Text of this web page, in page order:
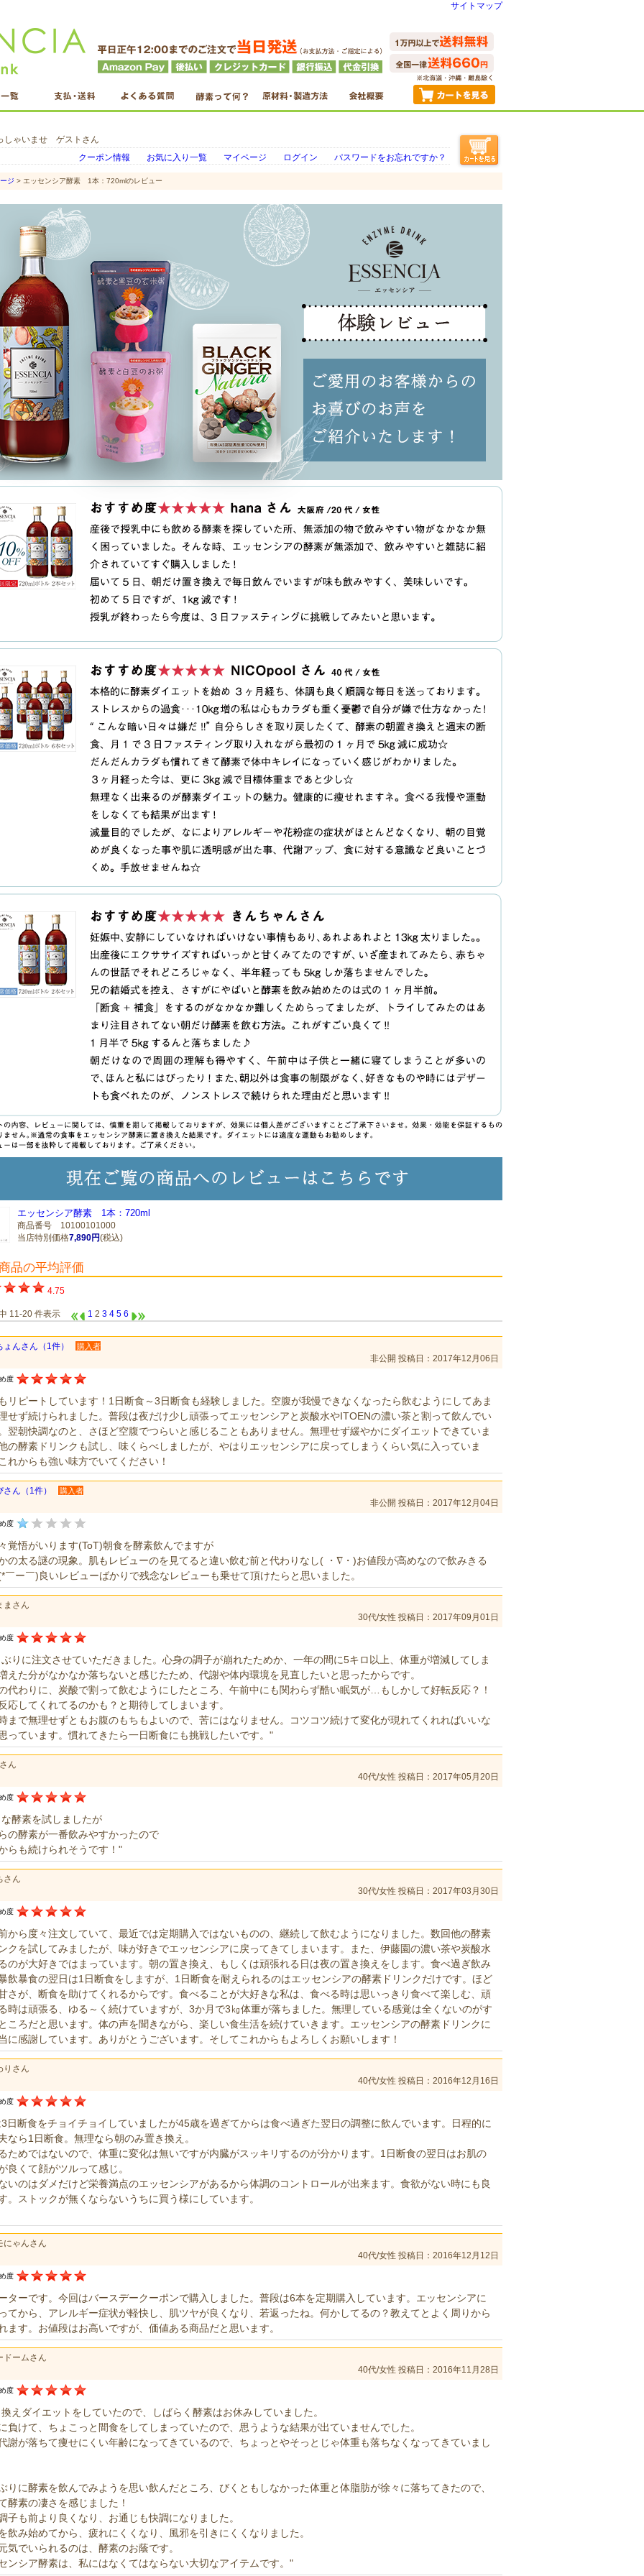
サイトマップ
しゃいませ ゲストさん
クーポン情報
お気に入り一覧 マイページ ログイン パスワードをお忘れですか？
ジ > エッセンシア酵素 1本：720mlのレビュー
エッセンシア酵素 1本：720ml
商品番号 10100101000
当店特別価格7,890円(税込)
品の平均評価
4.75
11-20 件表示 1 2 3 4 5 6
ょんさん（1件） 購入者
非公開 投稿日：2017年12月06日
度
リピートしています！1日断食～3日断食も経験しました。空腹が我慢できなくなったら飲むようにしてあま
せず続けられました。普段は夜だけ少し頑張ってエッセンシアと炭酸水やITOENの濃い茶と割って飲んでい
翌朝快調なのと、さほど空腹でつらいと感じることもありません。無理せず緩やかにダイエットできていま
の酵素ドリンクも試し、味くらべしましたが、やはりエッセンシアに戻ってしまうくらい気に入っていま
れからも強い味方でいてください！
さん（1件） 購入者
非公開 投稿日：2017年12月04日
度
覚悟がいります(ToT)朝食を酵素飲んでますが
の太る謎の現象。肌もレビューのを見てると違い飲む前と代わりなし( ・∇・)お値段が高めなので飲みきる
￣ー￣)良いレビューばかりで残念なレビューも乗せて頂けたらと思いました。
まさん
30代/女性 投稿日：2017年09月01日
度
りに注文させていただきました。心身の調子が崩れたためか、一年の間に5キロ以上、体重が増減してしま
えた分がなかなか落ちないと感じたため、代謝や体内環境を見直したいと思ったからです。
代わりに、炭酸で割って飲むようにしたところ、午前中にも関わらず酷い眠気が…もしかして好転反応？！
応してくれてるのかも？と期待してしまいます。
まで無理せずともお腹のもちもよいので、苦にはなりません。コツコツ続けて変化が現れてくれればいいな
っています。慣れてきたら一日断食にも挑戦したいです。"
ん
40代/女性 投稿日：2017年05月20日
度
酵素を試しましたが
の酵素が一番飲みやすかったので
らも続けられそうです！"
さん
30代/女性 投稿日：2017年03月30日
度
から度々注文していて、最近では定期購入ではないものの、継続して飲むようになりました。数回他の酵素
クを試してみましたが、味が好きでエッセンシアに戻ってきてしまいます。また、伊藤園の濃い茶や炭酸水
のが大好きではまっています。朝の置き換え、もしくは頑張れる日は夜の置き換えをします。食べ過ぎ飲み
飲暴食の翌日は1日断食をしますが、1日断食を耐えられるのはエッセンシアの酵素ドリンクだけです。ほど
さが、断食を助けてくれるからです。食べることが大好きな私は、食べる時は思いっきり食べて楽しむ、頑
時は頑張る、ゆる～く続けていますが、3か月で3㎏体重が落ちました。無理している感覚は全くないのがす
ころだと思います。体の声を聞きながら、楽しい食生活を続けていきます。エッセンシアの酵素ドリンクに
に感謝しています。ありがとうございます。そしてこれからもよろしくお願いします！
りさん
40代/女性 投稿日：2016年12月16日
度
日断食をチョイチョイしていましたが45歳を過ぎてからは食べ過ぎた翌日の調整に飲んでいます。日程的に
なら1日断食。無理なら朝のみ置き換え。
ためではないので、体重に変化は無いですが内臓がスッキリするのが分かります。1日断食の翌日はお肌の
良くて顔がツルって感じ。
いのはダメだけど栄養満点のエッセンシアがあるから体調のコントロールが出来ます。食欲がない時にも良
。ストックが無くならないうちに買う様にしています。
にゃんさん
40代/女性 投稿日：2016年12月12日
度
ターです。今回はバースデークーポンで購入しました。普段は6本を定期購入しています。エッセンシアに
てから、アレルギー症状が軽快し、肌ツヤが良くなり、若返ったね。何かしてるの？教えてとよく周りから
ます。お値段はお高いですが、価値ある商品だと思います。
ドームさん
40代/女性 投稿日：2016年11月28日
度
えダイエットをしていたので、しばらく酵素はお休みしていました。
負けて、ちょこっと間食をしてしまっていたので、思うような結果が出ていませんでした。
謝が落ちて痩せにくい年齢になってきているので、ちょっとやそっとじゃ体重も落ちなくなってきていまし
りに酵素を飲んでみようを思い飲んだところ、びくともしなかった体重と体脂肪が徐々に落ちてきたので、
酵素の凄さを感じました！
子も前より良くなり、お通じも快調になりました。
飲み始めてから、疲れにくくなり、風邪を引きにくくなりました。
気でいられるのは、酵素のお蔭です。
ンシア酵素は、私にはなくてはならない大切なアイテムです。"